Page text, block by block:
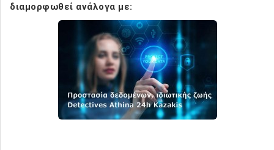
διαμορφωθεί ανάλογα με: